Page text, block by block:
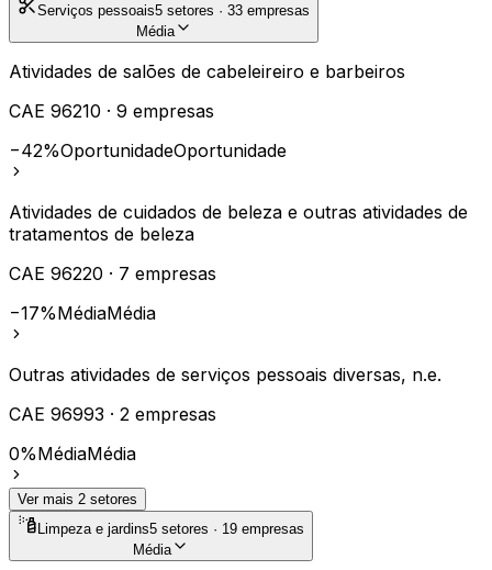
Serviços pessoais5 setores · 33 empresas
Média
Atividades de salões de cabeleireiro e barbeiros
CAE 96210 · 9 empresas
−42%OportunidadeOportunidade
Atividades de cuidados de beleza e outras atividades de
tratamentos de beleza
CAE 96220 · 7 empresas
−17%MédiaMédia
Outras atividades de serviços pessoais diversas, n.e.
CAE 96993 · 2 empresas
0%MédiaMédia
Ver mais 2 setores
Limpeza e jardins5 setores · 19 empresas
Média